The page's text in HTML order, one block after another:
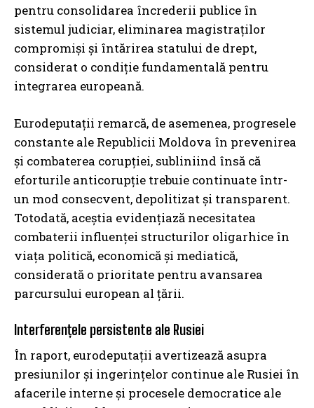
pentru consolidarea încrederii publice în
sistemul judiciar, eliminarea magistraților
compromiși și întărirea statului de drept,
considerat o condiție fundamentală pentru
integrarea europeană.
Eurodeputații remarcă, de asemenea, progresele
constante ale Republicii Moldova în prevenirea
și combaterea corupției, subliniind însă că
eforturile anticorupție trebuie continuate într-
un mod consecvent, depolitizat și transparent.
Totodată, aceștia evidențiază necesitatea
combaterii influenței structurilor oligarhice în
viața politică, economică și mediatică,
considerată o prioritate pentru avansarea
parcursului european al țării.
Interferențele persistente ale Rusiei
În raport, eurodeputații avertizează asupra
presiunilor și ingerințelor continue ale Rusiei în
afacerile interne și procesele democratice ale